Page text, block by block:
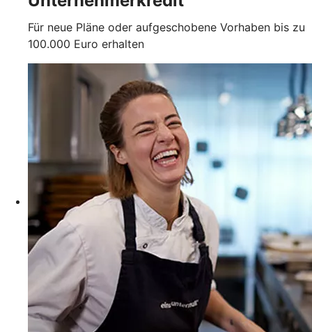
Für neue Pläne oder aufgeschobene Vorhaben bis zu
100.000 Euro erhalten